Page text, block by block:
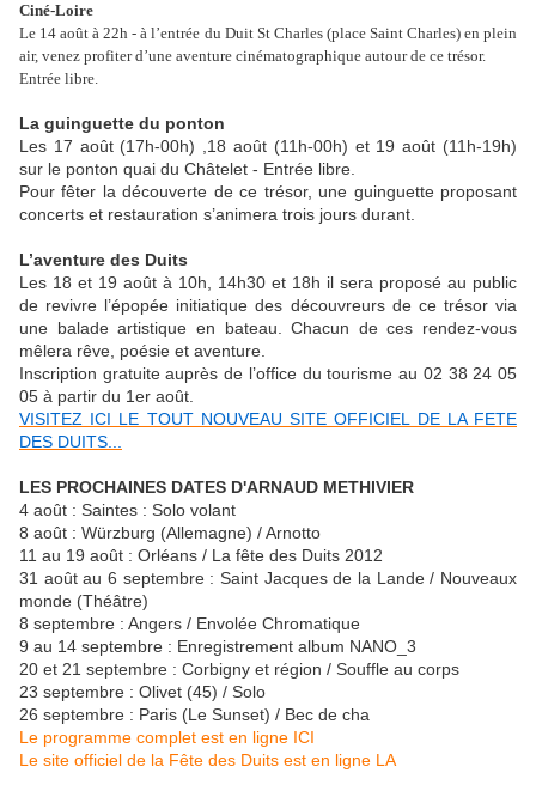
Ciné-Loire
Le 14 août à 22h - à l’entrée du Duit St Charles (place Saint Charles) en plein
air, venez profiter d’une aventure cinématographique autour de ce trésor.
Entrée libre.
La guinguette du ponton
Les 17 août (17h-00h) ,18 août (11h-00h) et 19 août (11h-19h)
sur le ponton quai du Châtelet - Entrée libre.
Pour fêter la découverte de ce trésor, une guinguette proposant
concerts et restauration s’animera trois jours durant.
L’aventure des Duits
Les 18 et 19 août à 10h, 14h30 et 18h il sera proposé au public
de revivre l’épopée initiatique des découvreurs de ce trésor via
une balade artistique en bateau. Chacun de ces rendez-vous
mêlera rêve, poésie et aventure.
Inscription gratuite auprès de l’office du tourisme au 02 38 24 05
05 à partir du 1er août.
VISITEZ ICI LE TOUT NOUVEAU SITE OFFICIEL DE LA FETE
DES DUITS...
LES PROCHAINES DATES D'ARNAUD METHIVIER
4 août : Saintes : Solo volant
8 août : Würzburg (Allemagne) / Arnotto
11 au 19 août : Orléans / La fête des Duits 2012
31 août au 6 septembre : Saint Jacques de la Lande / Nouveaux
monde (Théâtre)
8 septembre : Angers / Envolée Chromatique
9 au 14 septembre : Enregistrement album NANO_3
20 et 21 septembre : Corbigny et région / Souffle au corps
23 septembre : Olivet (45) / Solo
26 septembre : Paris (Le Sunset) / Bec de cha
Le programme complet est en ligne ICI
Le site officiel de la Fête des Duits est en ligne LA